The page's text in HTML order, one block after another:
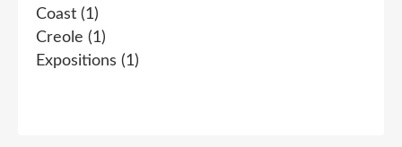
Coast (1)
Creole (1)
Expositions (1)